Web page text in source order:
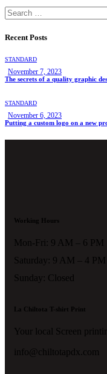
Recent Posts
STANDARD
November 7, 2023
The secrets of a quality graphic
STANDARD
November 6, 2023
Putting a custom logo on a new
Working Hours
Mon-Fri: 9 AM – 6 PM
Saturday: 9 AM – 4 PM
Sunday: Closed
La Chiltota T-shirt Print
Your local Screen
info@chiltotapdx.com